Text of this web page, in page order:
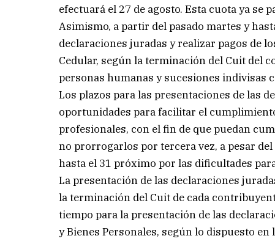
efectuará el 27 de agosto. Esta cuota ya se
Asimismo, a partir del pasado martes y
declaraciones juradas y realizar pagos de
Cedular, según la terminación del Cuit del
personas humanas y sucesiones indivisas
Los plazos para las presentaciones de las
oportunidades para facilitar el
profesionales, con el fin de que puedan
no prorrogarlos por tercera vez, a pesar
hasta el 31 próximo por las dificultades
La presentación de las declaraciones
la terminación del Cuit de cada
tiempo para la presentación de las
y Bienes Personales, según lo dispuesto